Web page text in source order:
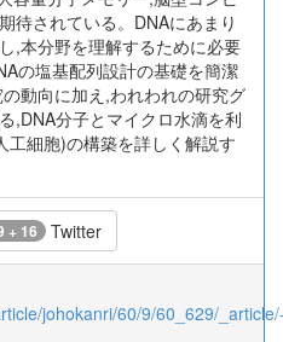
待されている。DNAにあまり
,本分野を理解するために必要
の塩基配列設計の基礎を簡潔
動向に加え,われわれの研究グ
,DNA分子とマイクロ水滴を利
工細胞)の構築を詳しく解説す
+ 16 Twitter
johokanri/60/9/60_629/